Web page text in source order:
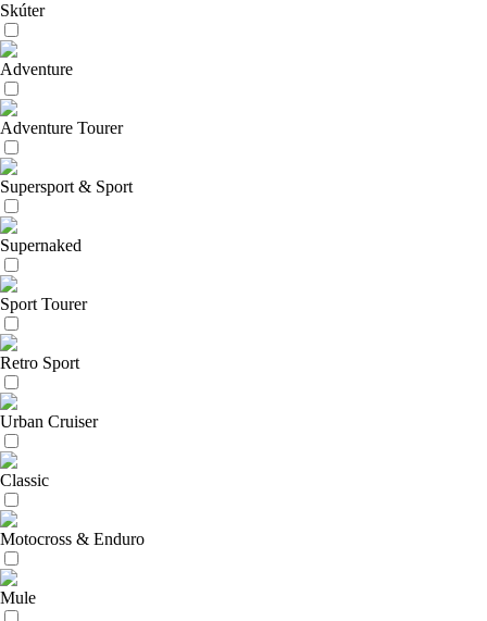
Skúter
Adventure
Adventure Tourer
Supersport & Sport
Supernaked
Sport Tourer
Retro Sport
Urban Cruiser
Classic
Motocross & Enduro
Mule